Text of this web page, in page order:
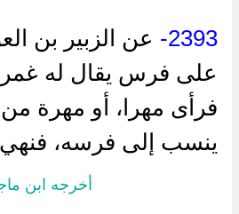
2393-
عن الزبير بن
على فرس يقال له غمر
فرأى مهرا، أو مهرة من
ينسب إلى فرسه، فنهي
أخرجه ابن